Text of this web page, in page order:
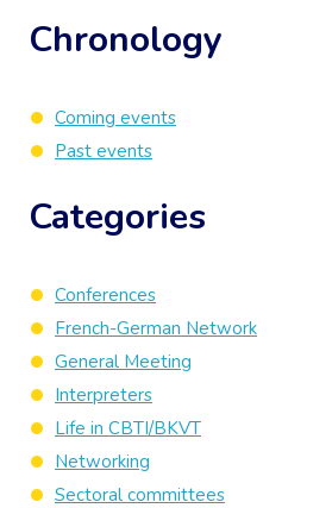
Chronology
Coming events
Past events
Categories
Conferences
French-German Network
General Meeting
Interpreters
Life in CBTI/BKVT
Networking
Sectoral committees